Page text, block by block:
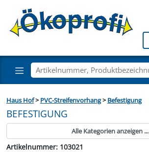
Haus Hof>PVC-Streifenvorhang>Befestigung
BEFESTIGUNG
Alle Kategorien anzeigen ...
Artikelnummer: 103021